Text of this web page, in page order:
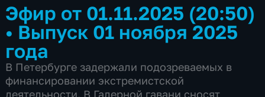
Эфир от 01.11.2025 (20:50)
• Выпуск 01 ноября 2025
года
В Петербурге задержали подозреваемых в
финансировании экстремистской
деятельности. В Галерной гавани сносят